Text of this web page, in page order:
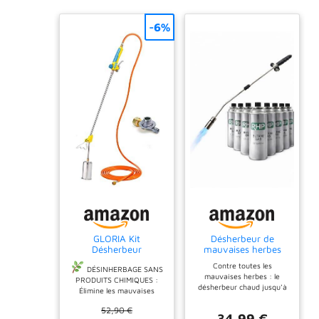
GLORIA Kit
Désherbeur
Professional Set |
Version Française
DÉSINHERBAGE SANS
PRODUITS CHIMIQUES :
Élimine les mauvaises
chimique ni herbicide. La
52,90 €
-6%
Désherbeur de
mauvaises herbes
cartouches de gaz
butane de 227 g
chacune,réglable
allumage piézo,
Contre toutes les
mauvaises herbes : le
désherbeur chaud jusqu'à